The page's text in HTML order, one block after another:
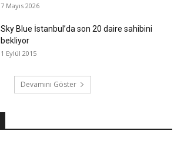
7 Mayıs 2026
Sky Blue İstanbul’da son 20 daire sahibini
bekliyor
1 Eylül 2015
Devamını Göster